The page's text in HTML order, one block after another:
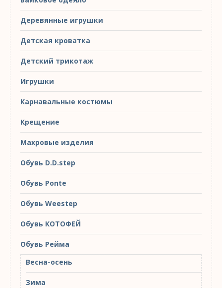
Деревянные игрушки
Детская кроватка
Детский трикотаж
Игрушки
Карнавальные костюмы
Крещение
Махровые изделия
Обувь D.D.step
Обувь Ponte
Обувь Weestep
Обувь КОТОФЕЙ
Обувь Рейма
Весна-осень
Зима